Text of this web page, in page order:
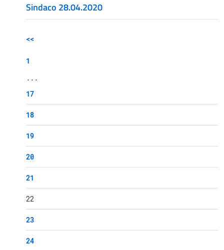
Sindaco 28.04.2020
<<
1
...
17
18
19
20
21
22
23
24